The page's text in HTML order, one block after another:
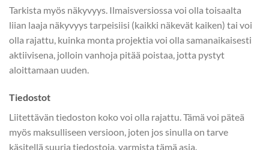
Tarkista myös näkyvyys. Ilmaisversiossa voi olla toisaalta
liian laaja näkyvyys tarpeisiisi (kaikki näkevät kaiken) tai voi
olla rajattu, kuinka monta projektia voi olla samanaikaisesti
aktiivisena, jolloin vanhoja pitää poistaa, jotta pystyt
aloittamaan uuden.
Tiedostot
Liitettävän tiedoston koko voi olla rajattu. Tämä voi päteä
myös maksulliseen versioon, joten jos sinulla on tarve
käsitellä suuria tiedostoja, varmista tämä asia.